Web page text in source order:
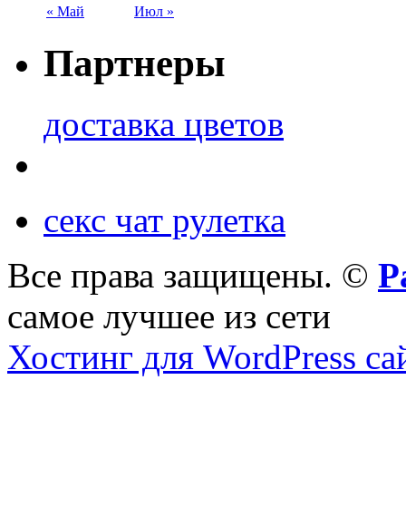
« Май Июл »
Партнеры
доставка цветов
секс чат рулетка
Все права защищены. ©
самое лучшее из сети
Хостинг для WordPress